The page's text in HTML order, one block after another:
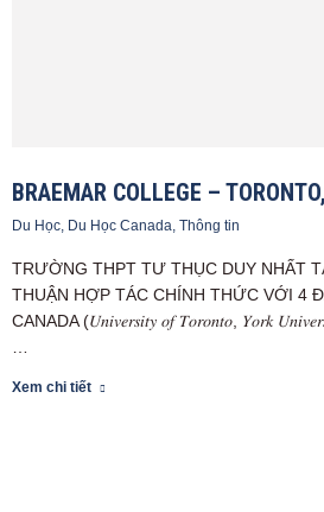
BRAEMAR COLLEGE –
Du Học, Du Học Canada, Thông tin
TRƯỜNG THPT TƯ THỤC DUY NHẤT
THUẬN HỢP TÁC CHÍNH THỨC VỚI 4
CANADA (𝑈𝑛𝑖𝑣𝑒𝑟𝑠𝑖𝑡𝑦 𝑜𝑓 𝑇𝑜𝑟𝑜𝑛𝑡𝑜, 𝑌𝑜𝑟𝑘
Xem chi tiết